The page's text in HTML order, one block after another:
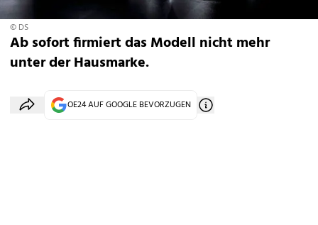
© DS
Ab sofort firmiert das Modell nicht mehr
unter der Hausmarke.
OE24 AUF GOOGLE BEVORZUGEN